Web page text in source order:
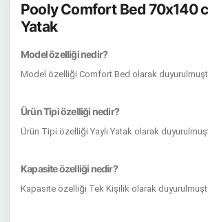
Pooly Comfort Bed 70x140
Yatak
Model özelliği nedir?
Model özelliği Comfort Bed olarak
Ürün Tipi özelliği nedir?
Ürün Tipi özelliği Yaylı Yatak olarak
Kapasite özelliği nedir?
Kapasite özelliği Tek Kişilik olarak